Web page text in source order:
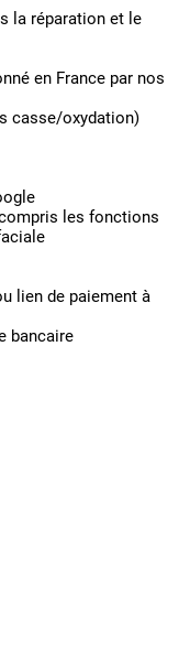
la réparation et le
en France par nos
casse/oxydation)
les fonctions
lien de paiement à
bancaire